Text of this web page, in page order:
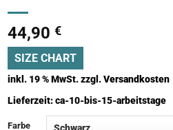
44,90 €
SIZE CHART
inkl. 19 % MwSt.zzgl.Versandkosten
Lieferzeit:ca-10-bis-15-arbeitstage
Farbe